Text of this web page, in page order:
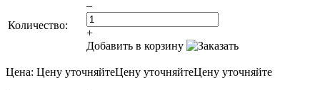
Количество:
–
+
Добавить в корзину
Цена: Цену уточняйтеЦену уточняйтеЦену уточняйте